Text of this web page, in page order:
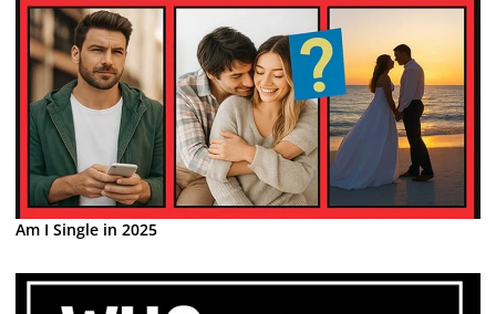
Am I Single in 2025